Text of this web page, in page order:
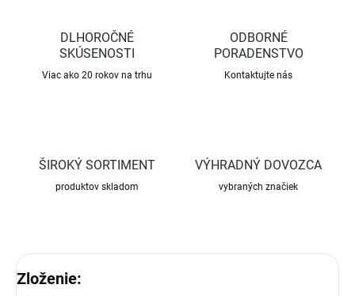
DLHOROČNÉ
SKÚSENOSTI
Viac ako 20 rokov na trhu
ODBORNÉ
PORADENSTVO
Kontaktujte nás
ŠIROKÝ SORTIMENT
produktov skladom
VÝHRADNÝ DOVOZCA
vybraných značiek
Zloženie: